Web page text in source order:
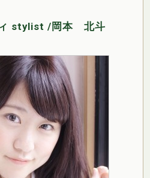
ィ stylist /岡本 北斗